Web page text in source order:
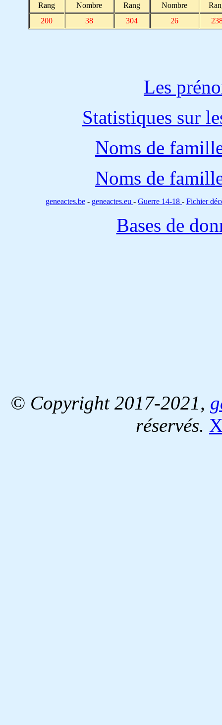
Rang
Nombre Rang Nombre
200
38 304 26
Les
Statistiques sur
Noms de
Noms de
geneactes.be - geneactes.eu - Guerre 14-18 - Fichier
Bases de
© Copyright 2017-2021,
réservés.